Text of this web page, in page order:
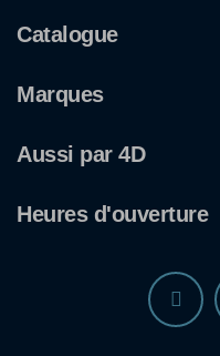
Catalogue
Marques
Aussi par 4D
Heures d'ouverture